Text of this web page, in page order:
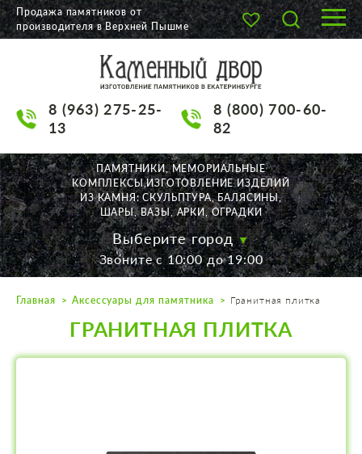
О КОМПАНИИ
НАШИ РАБОТЫ
АКЦИИ
ДОСТАВКА
КОНТАКТЫ
K2532513@yandex.ru
Пн. — Пт. с 10:00 до 19:00
Воскресенье по договор.
Продажа памятников от
производителя в Верхней Пышме
8 (963) 275-25-
13
8 (800) 700-60-
82
ПАМЯТНИКИ, МЕМОРИАЛЬНЫЕ
КОМПЛЕКСЫ,ИЗГОТОВЛЕНИЕ ИЗДЕЛИЙ
ИЗ КАМНЯ: СКУЛЬПТУРА, БАЛЯСИНЫ,
ШАРЫ, ВАЗЫ, АРКИ, ОГРАДКИ
Выберите город
Звоните с 10:00 до 19:00
Главная Аксессуары для памятника Гранитная плитка
ГРАНИТНАЯ ПЛИТКА